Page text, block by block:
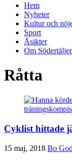
Hem
Nyheter
Kultur och
Sport
Åsikter
Om
Råtta
Cyklist hittade
15 maj, 2018 Bo